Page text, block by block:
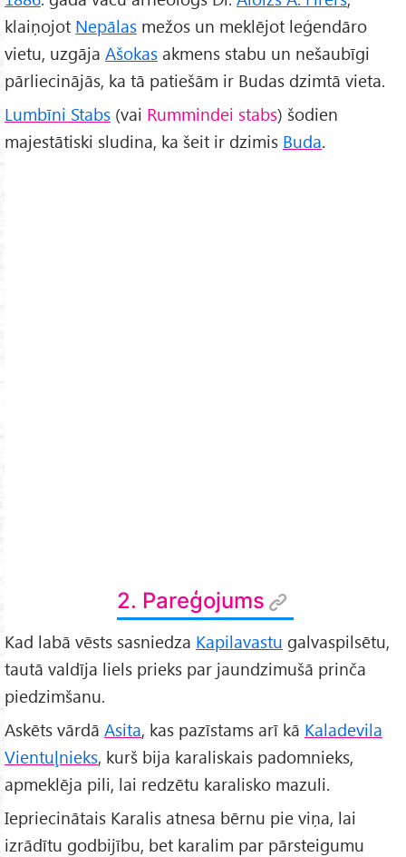
klaiņojot Nepālas mežos un meklējot leģendāro
vietu, uzgāja Ašokas akmens stabu un nešaubīgi
pārliecinājās, ka tā patiešām ir Budas dzimtā vieta.
Lumbīni Stabs (vai Rummindei stabs) šodien
majestātiski sludina, ka šeit ir dzimis Buda.
2. Pareģojums
Kad labā vēsts sasniedza Kapilavastu galvaspilsētu,
tautā valdīja liels prieks par jaundzimušā prinča
piedzimšanu.
Askēts vārdā Asita, kas pazīstams arī kā Kaladevila
Vientuļnieks, kurš bija karaliskais padomnieks,
apmeklēja pili, lai redzētu karalisko mazuli.
Iepriecinātais Karalis atnesa bērnu pie viņa, lai
izrādītu godbijību, bet karalim par pārsteigumu